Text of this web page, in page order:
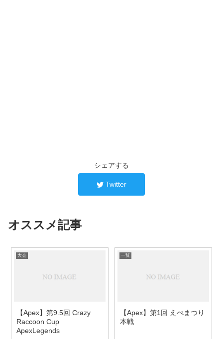
シェアする
Twitter
オススメ記事
大会
【Apex】第9.5回 Crazy
Raccoon Cup
ApexLegends
一覧
【Apex】第1回 えぺまつり
本戦